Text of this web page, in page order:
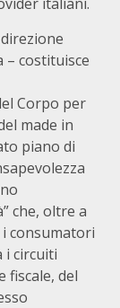
– costituisce
Corpo per
made in
piano di
che, oltre a
consumatori
i circuiti
fiscale, del